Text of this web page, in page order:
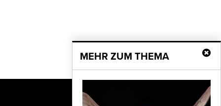
MEHR ZUM THEMA